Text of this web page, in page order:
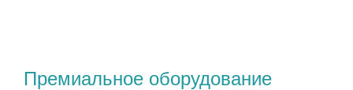
Премиальное оборудование